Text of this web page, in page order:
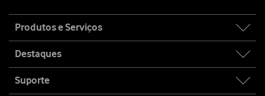
map
Produtos e Serviços
Destaques
Suporte